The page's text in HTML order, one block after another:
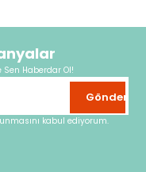
Sen Haberdar Ol!
Gönder
kabul ediyorum.